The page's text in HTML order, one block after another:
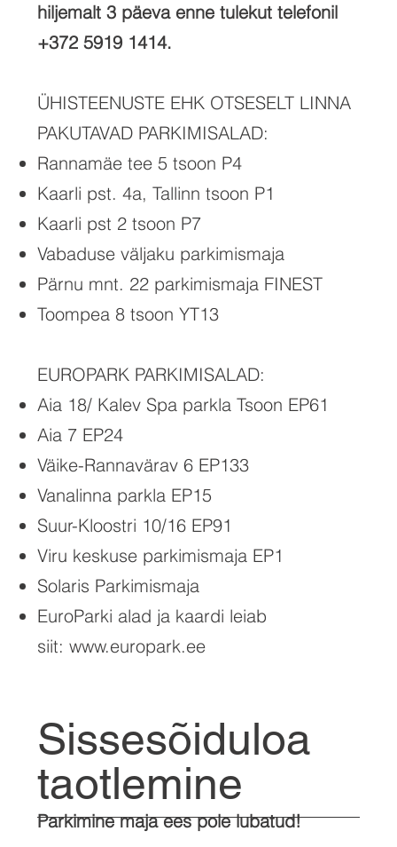
hiljemalt 3 päeva enne tulekut telefonil
+372 5919 1414.
ÜHISTEENUSTE EHK OTSESELT LINNA
PAKUTAVAD PARKIMISALAD:
Rannamäe tee 5 tsoon P4
Kaarli pst. 4a, Tallinn tsoon P1
Kaarli pst 2 tsoon P7
Vabaduse väljaku parkimismaja
Pärnu mnt. 22 parkimismaja FINEST
Toompea 8 tsoon YT13
EUROPARK PARKIMISALAD:
Aia 18/ Kalev Spa parkla Tsoon EP61
Aia 7 EP24
Väike-Rannavärav 6 EP133
Vanalinna parkla EP15
Suur-Kloostri 10/16 EP91
Viru keskuse parkimismaja EP1
Solaris Parkimismaja
EuroParki alad ja kaardi leiab
siit:www.europark.ee
Sissesõiduloa
taotlemine
Parkimine maja ees pole lubatud!